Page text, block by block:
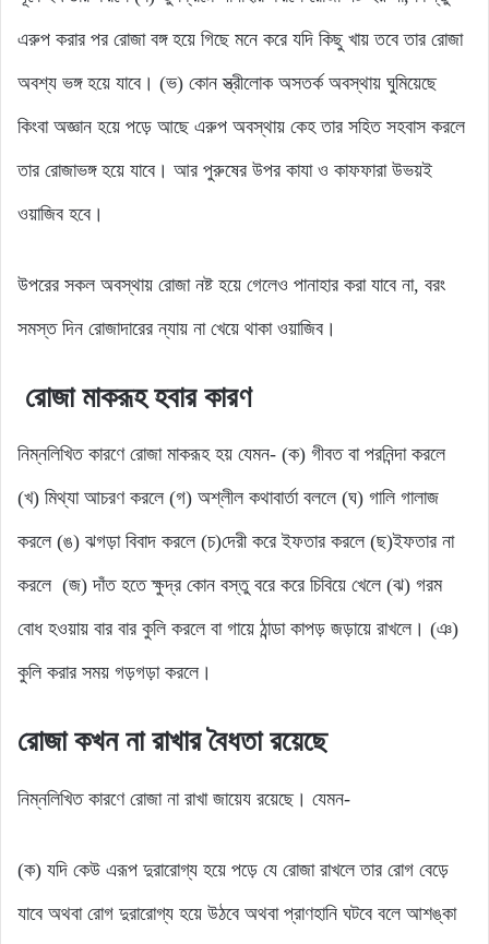
এরুপ করার পর রোজা বঙ্গ হয়ে গিছে মনে করে যদি কিছু খায় তবে তার রোজা
অবশ্য ভঙ্গ হয়ে যাবে। (ভ) কোন স্ত্রীলোক অসতর্ক অবস্থায় ঘুমিয়েছে
কিংবা অজ্ঞান হয়ে পড়ে আছে এরুপ অবস্থায় কেহ তার সহিত সহবাস করলে
তার রোজাভঙ্গ হয়ে যাবে। আর পুরুষের উপর কাযা ও কাফফারা উভয়ই
ওয়াজিব হবে।
উপরের সকল অবস্থায় রোজা নষ্ট হয়ে গেলেও পানাহার করা যাবে না, বরং
সমস্ত দিন রোজাদারের ন্যায় না খেয়ে থাকা ওয়াজিব।
রোজা মাকরূহ হবার কারণ
নিম্নলিখিত কারণে রোজা মাকরূহ হয় যেমন- (ক) গীবত বা পরনিন্দা করলে
(খ) মিথ্যা আচরণ করলে (গ) অশ্লীল কথাবার্তা বললে (ঘ) গালি গালাজ
করলে (ঙ) ঝগড়া বিবাদ করলে (চ)দেরী করে ইফতার করলে (ছ)ইফতার না
করলে (জ) দাঁত হতে ক্ষুদ্র কোন বস্তু বরে করে চিবিয়ে খেলে (ঝ) গরম
বোধ হওয়ায় বার বার কুলি করলে বা গায়ে ঠান্ডা কাপড় জড়ায়ে রাখলে। (ঞ)
কুলি করার সময় গড়গড়া করলে।
রোজা কখন না রাখার বৈধতা রয়েছে
নিম্নলিখিত কারণে রোজা না রাখা জায়েয রয়েছে। যেমন-
(ক) যদি কেউ এরূপ দুরারোগ্য হয়ে পড়ে যে রোজা রাখলে তার রোগ বেড়ে
যাবে অথবা রোগ দুরারোগ্য হয়ে উঠবে অথবা প্রাণহানি ঘটবে বলে আশঙ্কা